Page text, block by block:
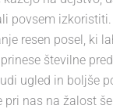
povsem izkoristiti.
resen posel, ki
številne
ugled in boljše
pri nas na žalost